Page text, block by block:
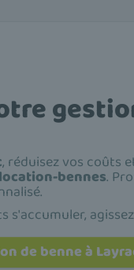
, réduisez vos coûts
location-bennes.
s'accumuler,
de benne à